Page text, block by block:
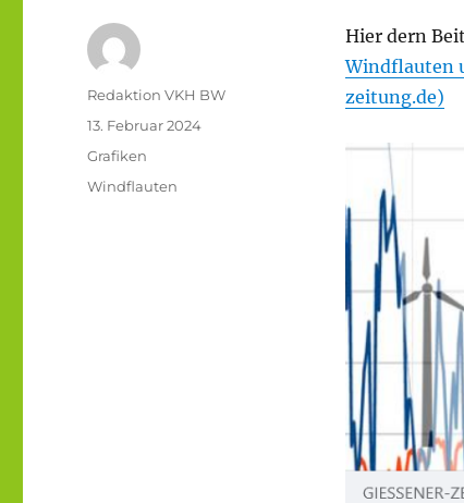
Hier dern
Windflauten
zeitung.de)
Autor
Redaktion VKH BW
Veröffentlicht
13. Februar 2024
Kategorien
Grafiken
Schlagwörter
Windflauten